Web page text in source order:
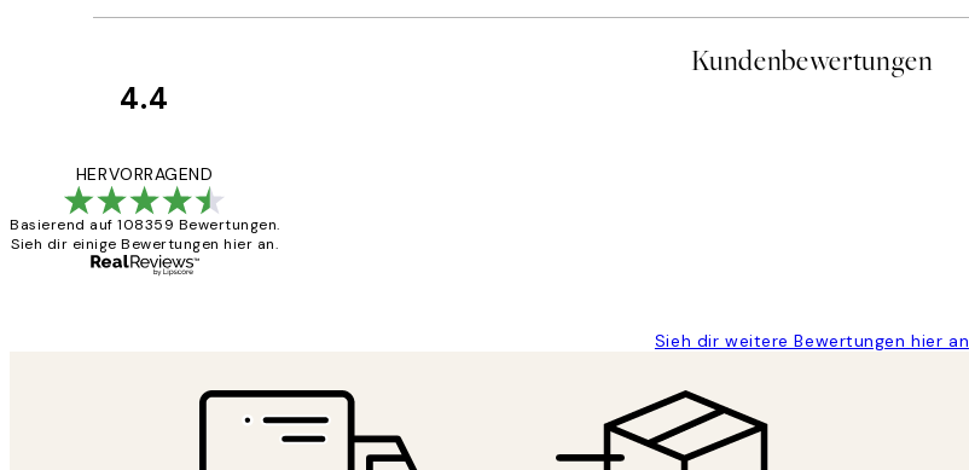
Kundenbewertungen
4.4
HERVORRAGEND
Basierend auf 108359 Bewertungen.
Sieh dir einige Bewertungen hier an.
Sieh dir weitere Bewertungen hier an